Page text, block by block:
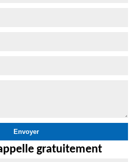
gratuitement